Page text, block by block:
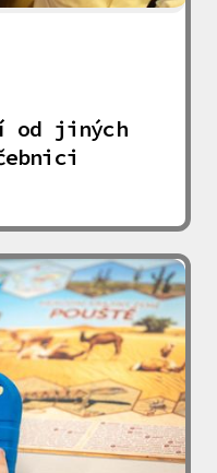
od jiných